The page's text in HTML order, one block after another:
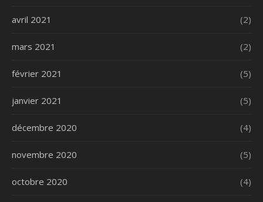
avril 2021 (2)
mars 2021 (2)
février 2021 (5)
janvier 2021 (5)
décembre 2020 (4)
novembre 2020 (5)
octobre 2020 (4)